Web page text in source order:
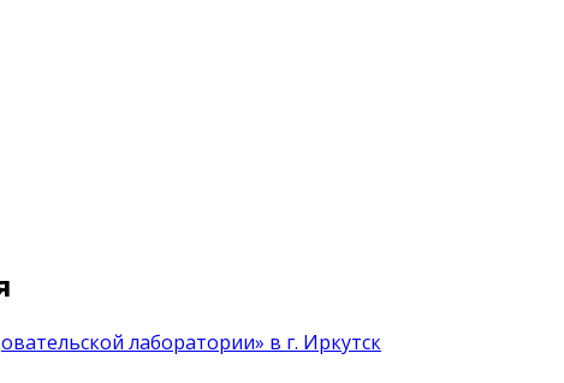
лаборатории» в г. Иркутск